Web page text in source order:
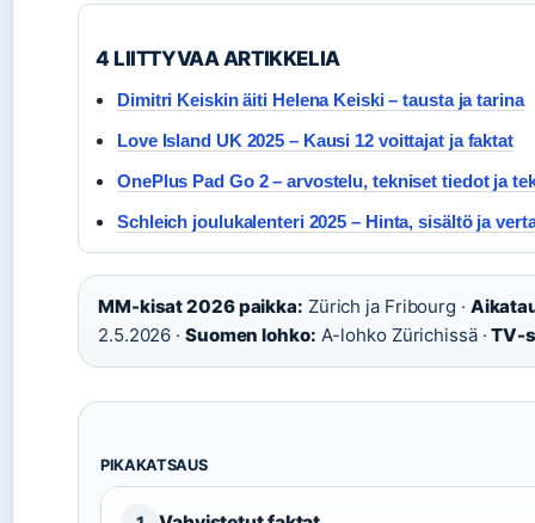
4 LIITTYVAA ARTIKKELIA
Dimitri Keiskin äiti Helena Keiski – tausta ja tarina
Love Island UK 2025 – Kausi 12 voittajat ja faktat
OnePlus Pad Go 2 – arvostelu, tekniset tiedot ja
Schleich joulukalenteri 2025 – Hinta, sisältö ja
MM-kisat 2026 paikka: Zürich ja Fribourg ·
2.5.2026 · Suomen lohko: A-lohko Zürichissä ·TV-
PIKAKATSAUS